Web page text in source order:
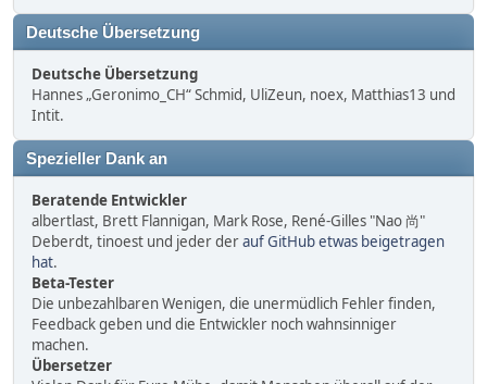
Deutsche Übersetzung
Deutsche Übersetzung
Hannes „Geronimo_CH“ Schmid, UliZeun, noex, Matthias13 und
Intit.
Spezieller Dank an
Beratende Entwickler
albertlast, Brett Flannigan, Mark Rose, René-Gilles "Nao 尚"
Deberdt, tinoest und jeder derauf GitHub etwas beigetragen
hat.
Beta-Tester
Die unbezahlbaren Wenigen, die unermüdlich Fehler finden,
Feedback geben und die Entwickler noch wahnsinniger
machen.
Übersetzer